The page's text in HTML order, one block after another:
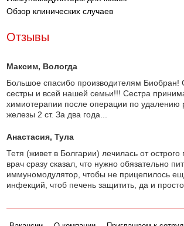
Обзор клинических случаев
Отзывы
Максим, Вологда
Большое спасибо производителям Биобран!
сестры и всей нашей семьи!!! Сестра
химиотерапии после операции по удалению
железы 2 ст. За два года...
Анастасия, Тула
Тетя (живет в Болгарии) лечилась от острого
врач сразу сказал, что нужно обязательно
иммуномодулятор, чтобы не прицепилось
инфекций, чтоб печень защитить, да и